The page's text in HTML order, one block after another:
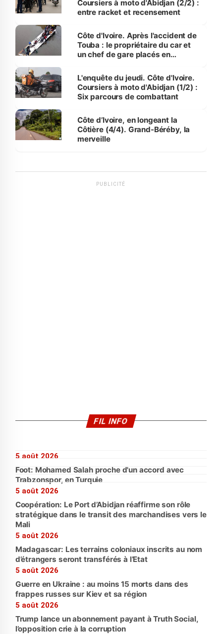
Coursiers à moto d'Abidjan (2/2) :
entre racket et recensement
Côte d'Ivoire. Après l'accident de
Touba : le propriétaire du car et
un chef de gare placés en
L'enquête du jeudi. Côte d'Ivoire.
Coursiers à moto d'Abidjan (1/2) :
Six parcours de combattant
Côte d’Ivoire, en longeant la
Côtière (4/4). Grand-Béréby, la
merveille
PUBLICITÉ
FIL INFO
5 août 2026
Foot: Mohamed Salah proche d'un accord avec
Trabzonspor, en Turquie
5 août 2026
Coopération: Le Port d’Abidjan réaffirme son rôle
stratégique dans le transit des marchandises vers le
Mali
5 août 2026
Madagascar: Les terrains coloniaux inscrits au nom
d’étrangers seront transférés à l’Etat
5 août 2026
Guerre en Ukraine : au moins 15 morts dans des
frappes russes sur Kiev et sa région
5 août 2026
Trump lance un abonnement payant à Truth Social,
l’opposition crie à la corruption